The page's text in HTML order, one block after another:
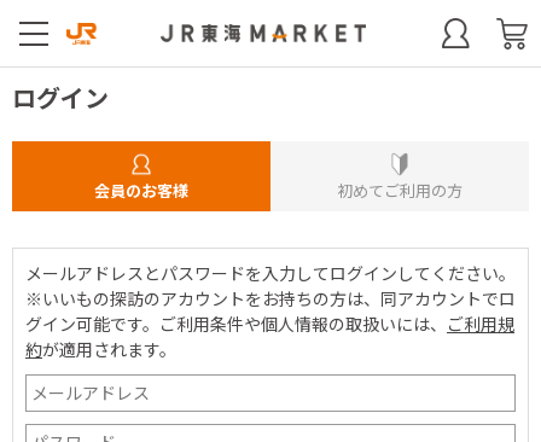
ログイン
会員のお客様 初めてご利用の方
メールアドレスとパスワードを入力してログインしてください。
※いいもの探訪のアカウントをお持ちの方は、同アカウントでロ
グイン可能です。 ご利用条件や個人情報の取扱いには、 ご利用規
約が適用されます。